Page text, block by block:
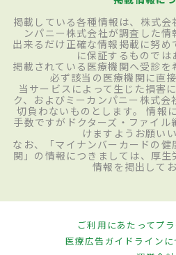
掲載している各種情報は、株式
ンパニー株式会社が調査した情
出来るだけ正確な情報掲載に努
に保証するものでは
掲載されている医療機関へ受診
必ず該当の医療機関に直
当サービスによって生じた損害
ク、およびミーカンパニー株式
切負わないものとします。 情報
手数ですがドクターズ・ファイ
けますようお願い
なお、「マイナンバーカードの
関」の情報につきましては、厚生
情報を掲出してお
ご利用にあたってプ
医療広告ガイドラインに